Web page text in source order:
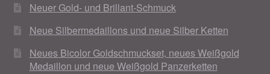
Mein Konto
Logout
Neuer Gold- und Brillant-Schmuck
Neue Silbermedaillons und neue Silber Ketten
Neues Bicolor Goldschmuckset, neues Weißgold
Medaillon und neue Weißgold Panzerketten